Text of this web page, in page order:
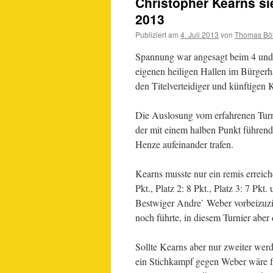
2013
Publiziert am 4. Juli 2013 von Thomas
Spannung war angesagt beim 4
eigenen heiligen Hallen im
den Titelverteidiger und künftigen
Die Auslosung vom erfahrenen
der mit einem halben Punkt
Henze aufeinander trafen.
Kearns musste nur ein remis
Pkt., Platz 2: 8 Pkt., Platz 3: 7 Pkt.
Bestwiger Andre` Weber
noch führte, in diesem Turnier
Sollte Kearns aber nur zweiter
ein Stichkampf gegen Weber wäre